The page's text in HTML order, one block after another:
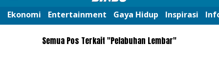
Ekonomi Entertainment Gaya Hidup Inspirasi
Semua Pos Terkait "Pelabuhan Lembar"